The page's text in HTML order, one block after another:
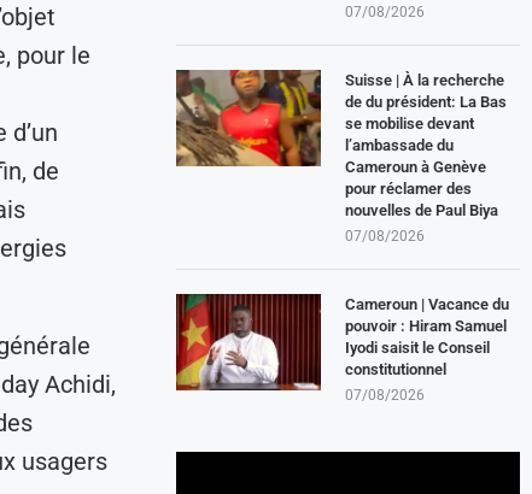
pour le
de
Achidi,
usagers
07/08/2026
Suisse | À la recherche
de du président: La Bas
se mobilise devant
l’ambassade du
Cameroun à Genève
pour réclamer des
nouvelles de Paul Biya
07/08/2026
Cameroun | Vacance du
pouvoir : Hiram Samuel
Iyodi saisit le Conseil
constitutionnel
07/08/2026